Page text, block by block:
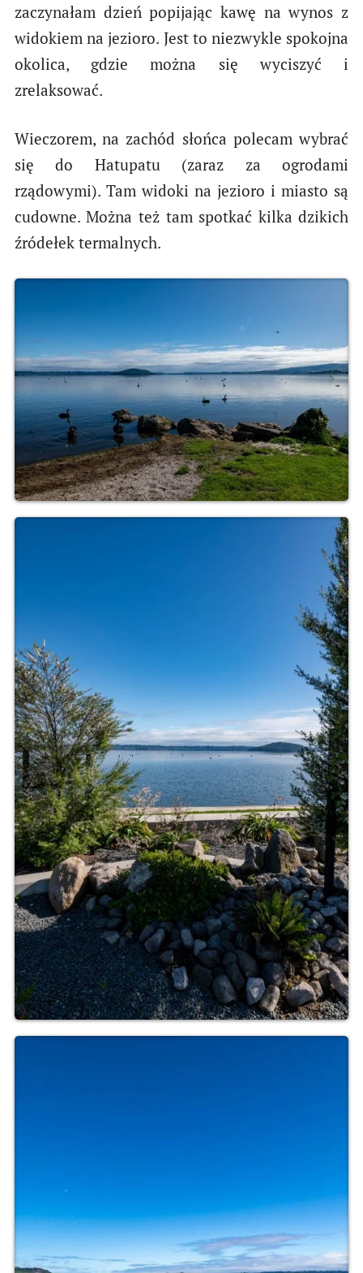
zaczynałam dzień popijając kawę na wynos z
widokiem na jezioro. Jest to niezwykle spokojna
okolica, gdzie można się wyciszyć i
zrelaksować.
Wieczorem, na zachód słońca polecam wybrać
się do Hatupatu (zaraz za ogrodami
rządowymi). Tam widoki na jezioro i miasto są
cudowne. Można też tam spotkać kilka dzikich
źródełek termalnych.